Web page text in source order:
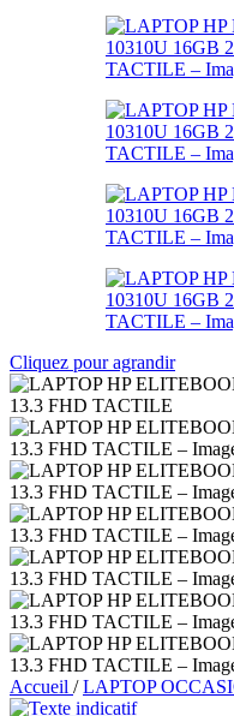
Cliquez pour agrandir
Accueil / LAPTOP